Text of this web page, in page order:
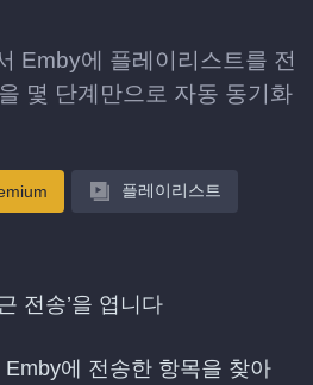
Emby에 플레이리스트를 전
몇 단계만으로 자동 동기화
플레이리스트
전송’을 엽니다
에 전송한 항목을 찾아